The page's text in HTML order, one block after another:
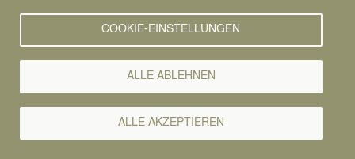
COOKIE-EINSTELLUNGEN
ALLE ABLEHNEN
ALLE AKZEPTIEREN